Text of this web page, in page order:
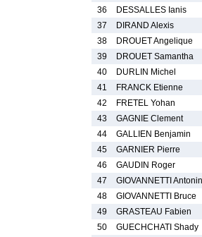
36
DESSALLES Ianis
37
DIRAND Alexis
38
DROUET Angelique
39
DROUET Samantha
40
DURLIN Michel
41
FRANCK Etienne
42
FRETEL Yohan
43
GAGNIE Clement
44
GALLIEN Benjamin
45
GARNIER Pierre
46
GAUDIN Roger
47
GIOVANNETTI Antonin
48
GIOVANNETTI Bruce
49
GRASTEAU Fabien
50
GUECHCHATI Shady